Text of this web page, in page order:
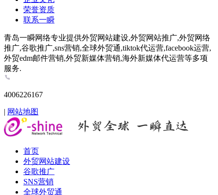
荣誉资质
联系一瞬
青岛一瞬网络专业提供外贸网站建设,外贸网站推广,外贸网络
推广,谷歌推广,sns营销,全球外贸通,tiktok代运营,facebook运营,
外贸edm邮件营销,外贸新媒体营销,海外新媒体代运营等多项
服务.
4006226167
| 网站地图
首页
外贸网站建设
谷歌推广
SNS营销
全球外贸通